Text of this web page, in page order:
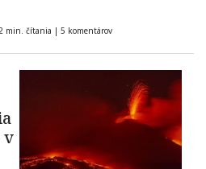
min. čítania | 5 komentárov
v